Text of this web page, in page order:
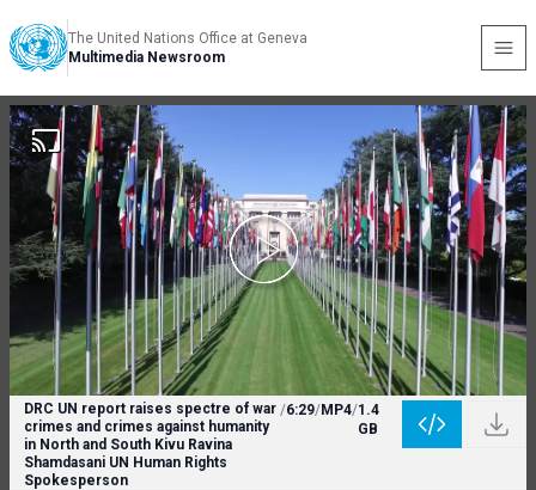
The United Nations Office at Geneva
Multimedia Newsroom
DRC UN report raises spectre of war
crimes and crimes against humanity
in North and South Kivu Ravina
Shamdasani UN Human Rights
Spokesperson
/6:29/MP4/1.4
GB